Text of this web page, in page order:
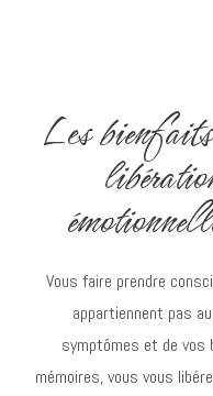
Les bienfaits
Vous faire prendre
appartiennent pas
symptômes et de vos
mémoires, vous vous